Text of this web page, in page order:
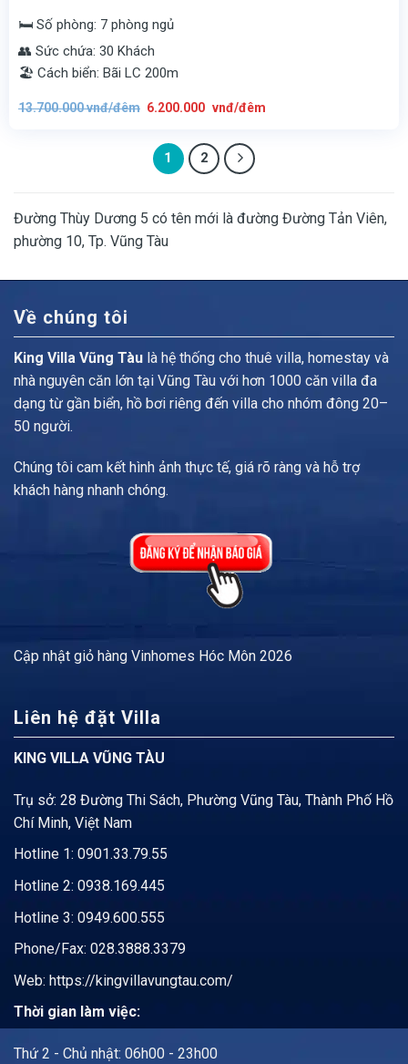
🛏️ Số phòng: 7 phòng ngủ
👥 Sức chứa: 30 Khách
🏖️ Cách biển: Bãi LC 200m
13.700.000vnđ/đêm gốc
vnđ/
đêm.
6.200.000 vnđ/đêm
1 2
Đường Thùy Dương 5 có tên mới là đường Đường Tản Viên,
phường 10, Tp. Vũng Tàu
Về chúng tôi
King Villa Vũng Tàu là hệ thống cho thuê villa, homestay và
nhà nguyên căn lớn tại Vũng Tàu với hơn 1000 căn villa đa
dạng từ gần biển, hồ bơi riêng đến villa cho nhóm đông 20–
50 người.
Chúng tôi cam kết hình ảnh thực tế, giá rõ ràng và hỗ trợ
khách hàng nhanh chóng.
Cập nhật giỏ hàng Vinhomes Hóc Môn 2026
Liên hệ đặt Villa
KING VILLA VŨNG TÀU
Trụ sở: 28 Đường Thi Sách, Phường Vũng Tàu, Thành Phố Hồ
Chí Minh, Việt Nam
Hotline 1: 0901.33.79.55
Hotline 2: 0938.169.445
Hotline 3: 0949.600.555
Phone/Fax: 028.3888.3379
Web: https://kingvillavungtau.com/
Thời gian làm việc:
Thứ 2 - Chủ nhật: 06h00 - 23h00